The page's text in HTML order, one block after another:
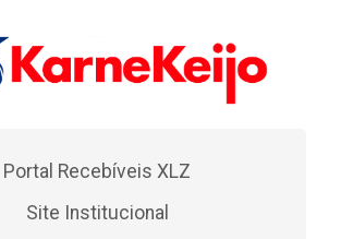
Portal Recebíveis XLZ
Site Institucional